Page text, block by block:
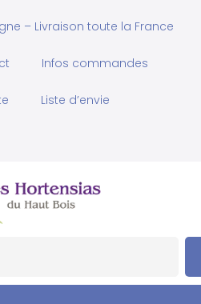
– Livraison toute la France
Infos commandes
Liste d’envie